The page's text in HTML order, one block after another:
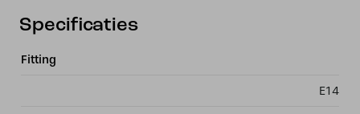
Specificaties
Fitting
E14